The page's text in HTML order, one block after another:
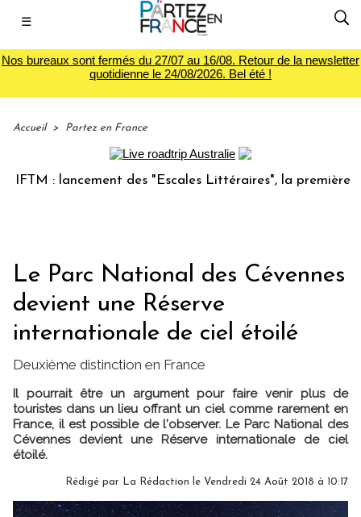
☰
Nos bureaux sont fermés du 27/07 au 16/08. Retour de la newsletter
quotidienne le 24/08/2026. Bel été !
Accueil > Partez en France
: lancement des "Escales Littéraires", la première
Le Parc National des Cévennes
devient une Réserve
internationale de ciel étoilé
Deuxième distinction en France
Il pourrait être un argument pour faire venir plus de
touristes dans un lieu offrant un ciel comme rarement en
France, il est possible de l'observer. Le Parc National des
Cévennes devient une Réserve internationale de ciel
étoilé.
Rédigé par La Rédaction le Vendredi 24 Août 2018 à 10:17